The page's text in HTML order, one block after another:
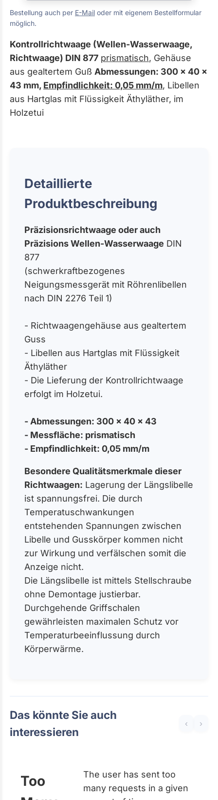
Bestellung auch per E-Mail oder mit eigenem Bestellformular
möglich.
Kontrollrichtwaage (Wellen-Wasserwaage,
Richtwaage) DIN 877 prismatisch, Gehäuse
aus gealtertem Guß Abmessungen: 300 x 40 x
43 mm, Empfindlichkeit: 0,05 mm/m, Libellen
aus Hartglas mit Flüssigkeit Äthyläther, im
Holzetui
Detaillierte
Produktbeschreibung
Präzisionsrichtwaage oder auch
Präzisions Wellen-Wasserwaage DIN
877
(schwerkraftbezogenes
Neigungsmessgerät mit Röhrenlibellen
nach DIN 2276 Teil 1)
- Richtwaagengehäuse aus gealtertem
Guss
- Libellen aus Hartglas mit Flüssigkeit
Äthyläther
- Die Lieferung der Kontrollrichtwaage
erfolgt im Holzetui.
- Abmessungen: 300 x 40 x 43
- Messfläche: prismatisch
- Empfindlichkeit: 0,05 mm/m
Besondere Qualitätsmerkmale dieser
Richtwaagen: Lagerung der Längslibelle
ist spannungsfrei. Die durch
Temperatuschwankungen
entstehenden Spannungen zwischen
Libelle und Gusskörper kommen nicht
zur Wirkung und verfälschen somit die
Anzeige nicht.
Die Längslibelle ist mittels Stellschraube
ohne Demontage justierbar.
Durchgehende Griffschalen
gewährleisten maximalen Schutz vor
Temperaturbeeinflussung durch
Körperwärme.
Das könnte Sie auch
interessieren
‹ ›
Too
The user has sent too
many requests in a given